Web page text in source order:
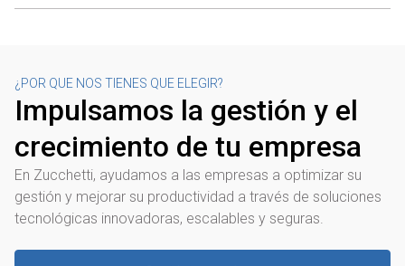
¿POR QUE NOS TIENES QUE ELEGIR?
Impulsamos la gestión y el
crecimiento de tu empresa
En Zucchetti, ayudamos a las empresas a optimizar su
gestión y mejorar su productividad a través de soluciones
tecnológicas innovadoras, escalables y seguras.